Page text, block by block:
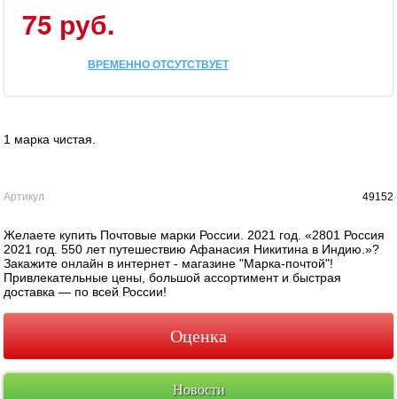
75 руб.
ВРЕМЕННО ОТСУТСТВУЕТ
1 марка чистая.
Артикул 49152
Желаете купить Почтовые марки России. 2021 год. «2801 Россия
2021 год. 550 лет путешествию Афанасия Никитина в Индию.»?
Закажите онлайн в интернет - магазине "Марка-почтой"!
Привлекательные цены, большой ассортимент и быстрая
доставка — по всей России!
Оценка
Новости